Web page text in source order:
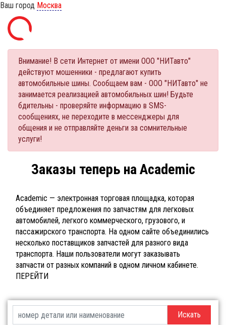
Ваш город Москва
Внимание! В сети Интернет от имени ООО "НИТавто"
действуют мошенники - предлагают купить
автомобильные шины. Сообщаем вам - ООО "НИТавто" не
занимается реализацией автомобильных шин! Будьте
бдительны - проверяйте информацию в SMS-
сообщениях, не переходите в мессенджеры для
общения и не отправляйте деньги за сомнительные
услуги!
Заказы теперь на Academic
Academic — электронная торговая площадка, которая
объединяет предложения по запчастям для легковых
автомобилей, легкого коммерческого, грузового, и
пассажирского транспорта. На одном сайте объединились
несколько поставщиков запчастей для разного вида
транспорта. Наши пользователи могут заказывать
запчасти от разных компаний в одном личном кабинете.
ПЕРЕЙТИ
Искать